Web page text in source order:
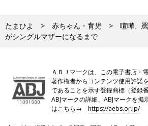
たまひよ 赤ちゃん・育児
喧嘩、
がシングルマザーになるまで
ＡＢＪマークは、この電子書店・
著作権者からコンテンツ使用許諾
であることを示す登録商標（登録
ABJマークの詳細、ABJマークを
はこちら→https://aebs.or.jp/